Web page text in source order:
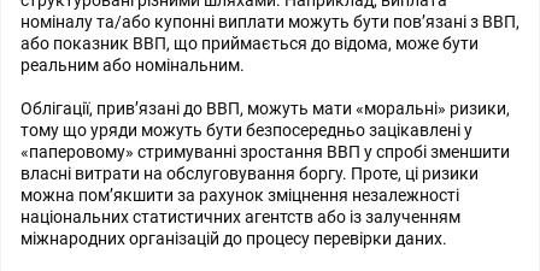
номіналу та/або купонні виплати можуть бути пов’язані з ВВП,
або показник ВВП, що приймається до відома, може бути
реальним або номінальним.
Облігації, прив’язані до ВВП, можуть мати «моральні» ризики,
тому що уряди можуть бути безпосередньо зацікавлені у
«паперовому» стримуванні зростання ВВП у спробі зменшити
власні витрати на обслуговування боргу. Проте, ці ризики
можна пом’якшити за рахунок зміцнення незалежності
національних статистичних агентств або із залученням
міжнародних організацій до процесу перевірки даних.